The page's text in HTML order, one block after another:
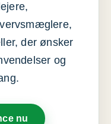
der ønsker
og
nu